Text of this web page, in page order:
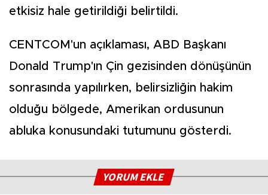
etkisiz hale getirildiği belirtildi.
CENTCOM'un açıklaması, ABD Başkanı
Donald Trump'ın Çin gezisinden dönüşünün
sonrasında yapılırken, belirsizliğin hakim
olduğu bölgede, Amerikan ordusunun
abluka konusundaki tutumunu gösterdi.
YORUM EKLE